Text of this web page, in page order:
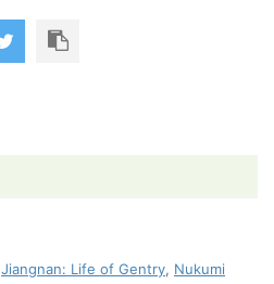
Jiangnan: Life of Gentry, Nukumi